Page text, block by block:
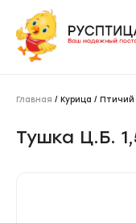
Главная / Курица / Птичий
Тушка Ц.Б.